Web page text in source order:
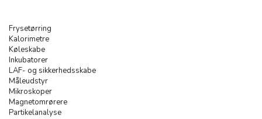
Frysetørring
Kalorimetre
Køleskabe
Inkubatorer
LAF- og sikkerhedsskabe
Måleudstyr
Mikroskoper
Magnetomrørere
Partikelanalyse